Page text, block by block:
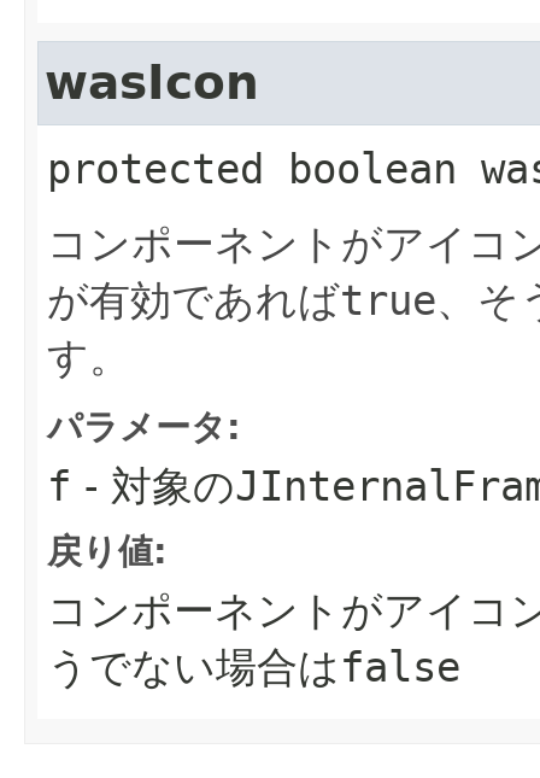
wasIcon
protected boolean
コンポーネントがアイコ
が有効であればtrue、そ
す。
パラメータ:
f - 対象の
戻り値:
コンポーネントがアイコ
うでない場合はfalse